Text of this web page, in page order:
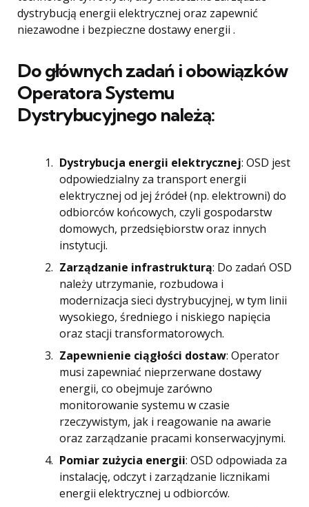
dystrybucją energii elektrycznej oraz zapewnić
niezawodne i bezpieczne dostawy energii .
Do głównych zadań i obowiązków
Operatora Systemu
Dystrybucyjnego należą:
Dystrybucja energii elektrycznej: OSD jest
odpowiedzialny za transport energii
elektrycznej od jej źródeł (np. elektrowni) do
odbiorców końcowych, czyli gospodarstw
domowych, przedsiębiorstw oraz innych
instytucji.
Zarządzanie infrastrukturą: Do zadań OSD
należy utrzymanie, rozbudowa i
modernizacja sieci dystrybucyjnej, w tym linii
wysokiego, średniego i niskiego napięcia
oraz stacji transformatorowych.
Zapewnienie ciągłości dostaw: Operator
musi zapewniać nieprzerwane dostawy
energii, co obejmuje zarówno
monitorowanie systemu w czasie
rzeczywistym, jak i reagowanie na awarie
oraz zarządzanie pracami konserwacyjnymi.
Pomiar zużycia energii: OSD odpowiada za
instalację, odczyt i zarządzanie licznikami
energii elektrycznej u odbiorców.